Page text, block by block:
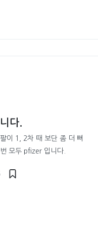
다.
이 1, 2차 때 보단 좀 더 뻐
모두 pfizer 입니다.